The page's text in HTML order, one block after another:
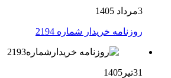
3مرداد 1405
روزنامه خریدار شماره 2194
31تیر1405